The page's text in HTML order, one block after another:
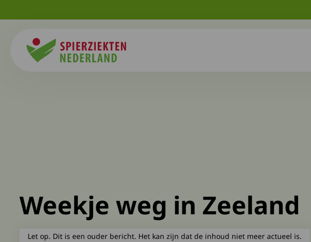
Weekje weg in Zeeland
Let op. Dit is een ouder bericht. Het kan zijn dat de inhoud niet meer actueel is.